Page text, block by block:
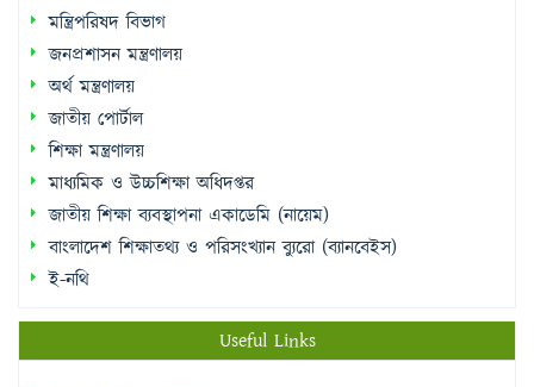
মন্ত্রিপরিষদ বিভাগ
জনপ্রশাসন মন্ত্রণালয়
অর্থ মন্ত্রণালয়
জাতীয় পোর্টাল
শিক্ষা মন্ত্রণালয়
মাধ্যমিক ও উচ্চশিক্ষা অধিদপ্তর
জাতীয় শিক্ষা ব্যবস্থাপনা একাডেমি (নায়েম)
বাংলাদেশ শিক্ষাতথ্য ও পরিসংখ্যান ব্যুরো (ব্যানবেইস)
ই-নথি
Useful Links